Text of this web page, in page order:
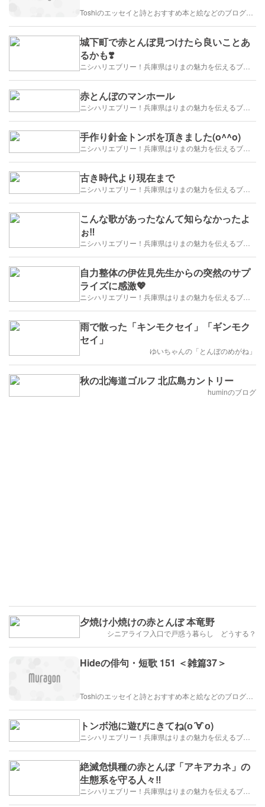
Toshiのエッセイと詩とおすすめ本と絵などのブログ by車戸都志春
城下町で赤とんぼ見つけたら良いことあ
るかも❣️
ニシハリエブリー！兵庫県はりまの魅力を伝えるブログ【西播磨】
赤とんぼのマンホール
ニシハリエブリー！兵庫県はりまの魅力を伝えるブログ【西播磨】
手作り針金トンボを頂きました(o^^o)
ニシハリエブリー！兵庫県はりまの魅力を伝えるブログ【西播磨】
古き時代より現在まで
ニシハリエブリー！兵庫県はりまの魅力を伝えるブログ【西播磨】
こんな歌があったなんて知らなかったよ
ぉ‼️
ニシハリエブリー！兵庫県はりまの魅力を伝えるブログ【西播磨】
自力整体の伊佐見先生からの突然のサプ
ライズに感激💖
ニシハリエブリー！兵庫県はりまの魅力を伝えるブログ【西播磨】
雨で散った「キンモクセイ」「ギンモク
セイ」
ゆいちゃんの「とんぼのめがね」
秋の北海道ゴルフ 北広島カントリー
huminのブログ
夕焼け小焼けの赤とんぼ 本竜野
シニアライフ入口で戸惑う暮らし どうする？
Hideの俳句・短歌 151 ＜雑篇37＞
トンボ池に遊びにきてね(о´∀`о)
絶滅危惧種の赤とんぼ「アキアカネ」の
生態系を守る人々‼️